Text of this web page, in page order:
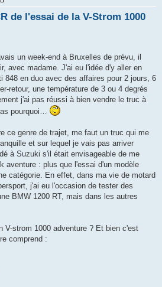
de l'essai de la V-Strom 1000
un week-end à Bruxelles de prévu, il
avec madame. J'ai eu l'idée d'y aller en
en duo avec des affaires pour 2 jours, 6
retour, une température de 3 ou 4 degrés
j'ai pas réussi à bien vendre le truc à
pourquoi…
ce genre de trajet, me faut un truc qui me
et sur lequel je vais pas arriver
à Suzuki s'il était envisageable de me
aventure : plus que l'essai d'un modèle
catégorie. En effet, dans ma vie de motard
j'ai eu l'occasion de tester des
BMW 1200 RT, mais dans les autres
V-strom 1000 adventure ? Et bien c'est
comprend :